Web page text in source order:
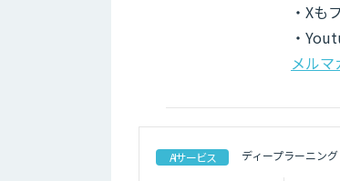
・Xも
・
メルマ
AIサービス ディープラーニング